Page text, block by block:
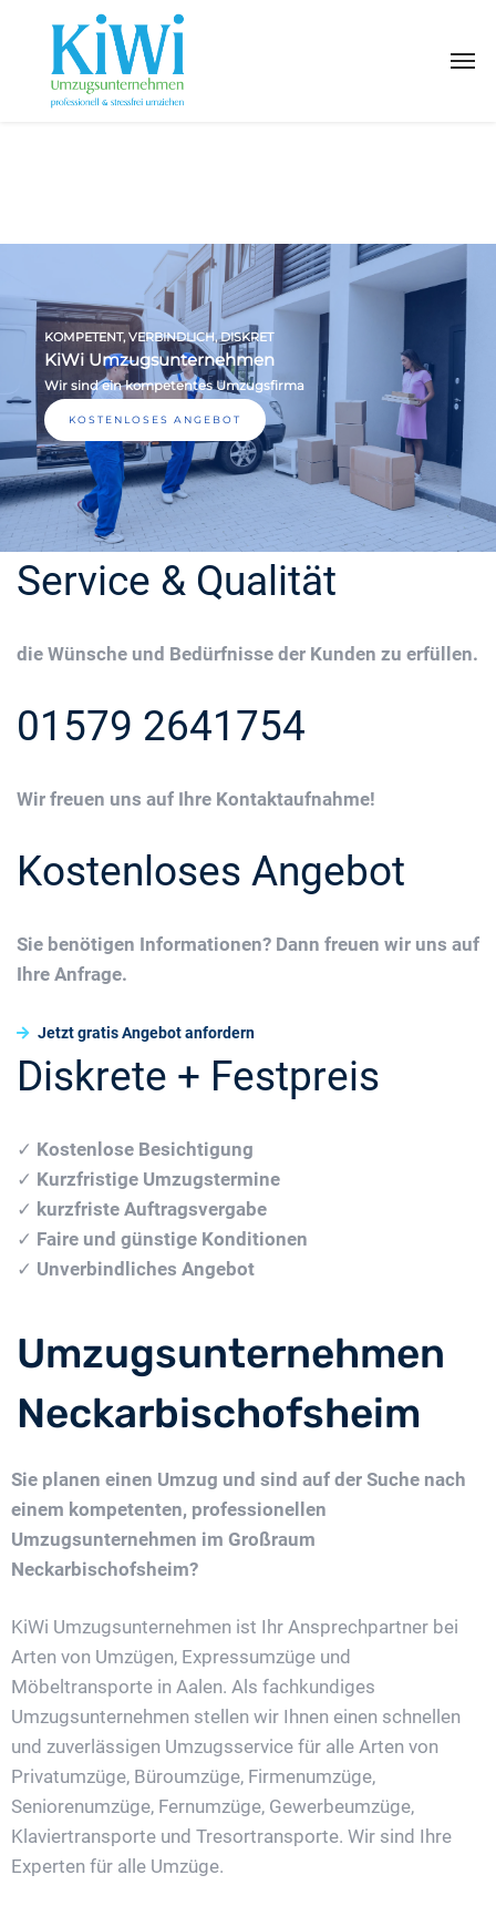
KOMPETENT, VERBINDLICH, DISKRET
KiWi Umzugsunternehmen
Wir sind ein kompetentes Umzugsfirma
KOSTENLOSES ANGEBOT
Service & Qualität
die Wünsche und Bedürfnisse der Kunden zu erfüllen.
01579 2641754
Wir freuen uns auf Ihre Kontaktaufnahme!
Kostenloses Angebot
Sie benötigen Informationen? Dann freuen wir uns auf
Ihre Anfrage.
Jetzt gratis Angebot anfordern
Diskrete + Festpreis
✓ Kostenlose Besichtigung
✓ Kurzfristige Umzugstermine
✓ kurzfriste Auftragsvergabe
✓ Faire und günstige Konditionen
✓ Unverbindliches Angebot
Umzugsunternehmen
Neckarbischofsheim
Sie planen einen Umzug und sind auf der Suche nach
einem kompetenten, professionellen
Umzugsunternehmen im Großraum
Neckarbischofsheim?
KiWi Umzugsunternehmen ist Ihr Ansprechpartner bei
Arten von Umzügen, Expressumzüge und
Möbeltransporte in Aalen. Als fachkundiges
Umzugsunternehmen stellen wir Ihnen einen schnellen
und zuverlässigen Umzugsservice für alle Arten von
Privatumzüge, Büroumzüge, Firmenumzüge,
Seniorenumzüge, Fernumzüge, Gewerbeumzüge,
Klaviertransporte und Tresortransporte. Wir sind Ihre
Experten für alle Umzüge.